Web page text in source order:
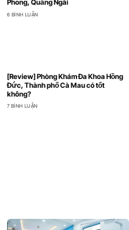
Phong, Quảng Ngãi
6 BÌNH LUẬN
[Review] Phòng Khám Đa Khoa Hồng
Đức, Thành phố Cà Mau có tốt
không?
7 BÌNH LUẬN